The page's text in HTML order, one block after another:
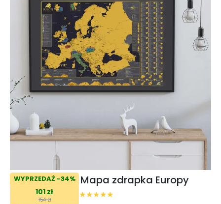
WYPRZEDAŻ -34%
101 zł
154 zł
Mapa zdrapka Europy